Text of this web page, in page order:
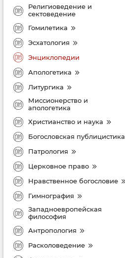
Религиоведение и
сектоведение
Гомилетика
Эсхатология
Энциклопедии
Апологетика
Литургика
Миссионерство и
апологетика
Христианство и наука
Богословская публицистика
Патрология
Церковное право
Нравственное богословие
Гимнография
Западноевропейская
философия
Антропология
Расколоведение